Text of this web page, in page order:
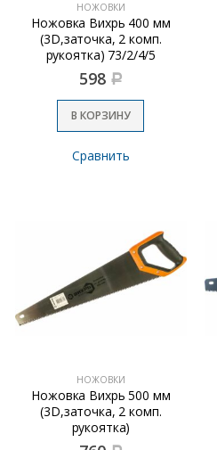
НОЖОВКИ
Ножовка Вихрь 400 мм
(3D,заточка, 2 комп.
рукоятка) 73/2/4/5
598 Р
В КОРЗИНУ
Сравнить
НОЖОВКИ
Ножовка Вихрь 500 мм
(3D,заточка, 2 комп.
рукоятка)